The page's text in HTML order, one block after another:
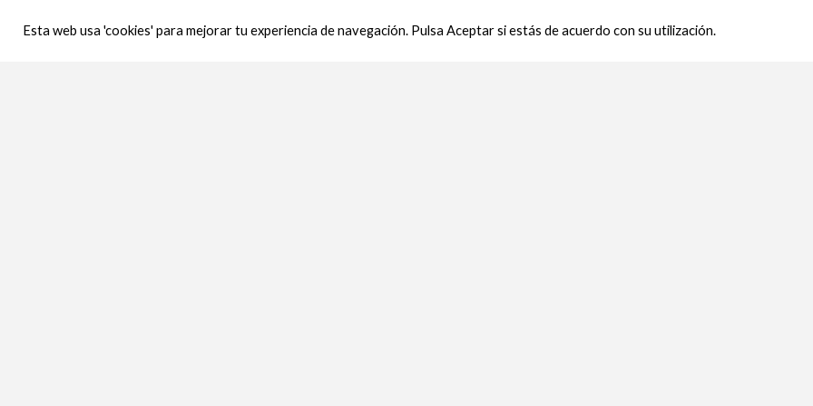
Esta web usa 'cookies' para mejorar tu experiencia de navegación. Pulsa Aceptar si estás de acuerdo con su utilización.